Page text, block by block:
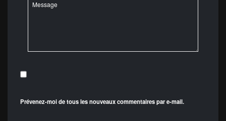
Prévenez-moi de tous les nouveaux commentaires par e-mail.